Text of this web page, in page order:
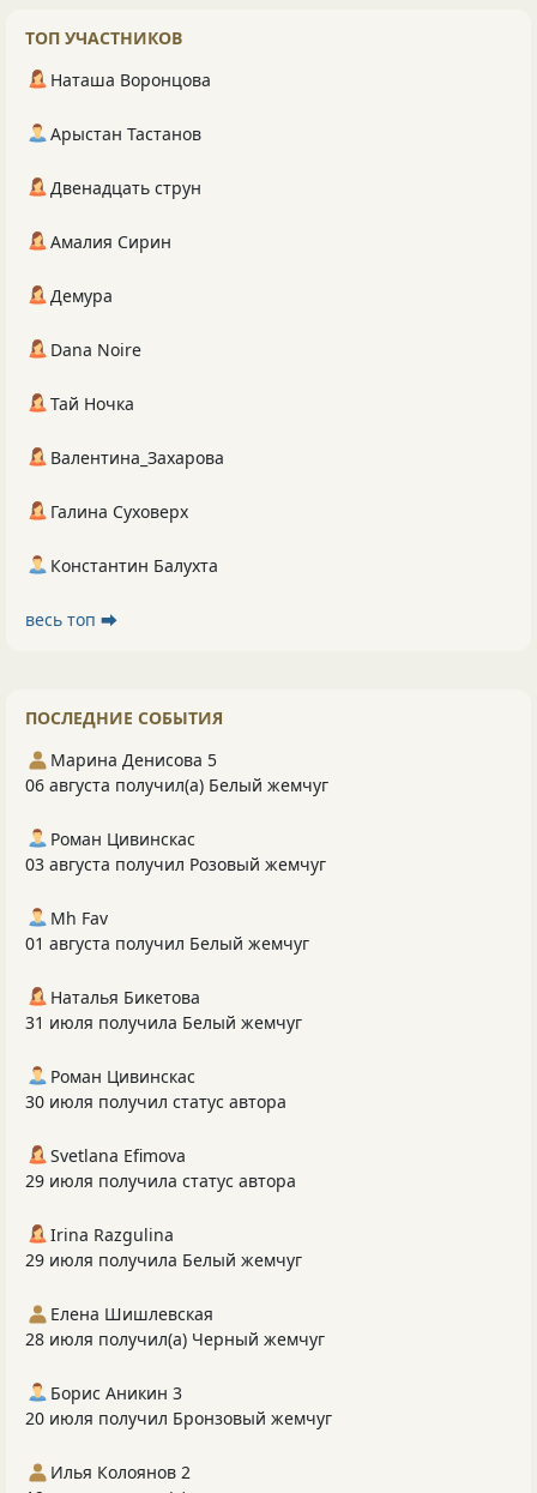
ТОП УЧАСТНИКОВ
Наташа Воронцова
Арыстан Тастанов
Двенадцать струн
Амалия Сирин
Демура
Dana Noire
Тай Ночка
Валентина_Захарова
Галина Суховерх
Константин Балухта
весь топ ⮕
ПОСЛЕДНИЕ СОБЫТИЯ
Марина Денисова 5
06 августа получил(а) Белый жемчуг
Роман Цивинскас
03 августа получил Розовый жемчуг
Mh Fav
01 августа получил Белый жемчуг
Наталья Бикетова
31 июля получила Белый жемчуг
Роман Цивинскас
30 июля получил статус автора
Svetlana Efimova
29 июля получила статус автора
Irina Razgulina
29 июля получила Белый жемчуг
Елена Шишлевская
28 июля получил(а) Черный жемчуг
Борис Аникин 3
20 июля получил Бронзовый жемчуг
Илья Колоянов 2